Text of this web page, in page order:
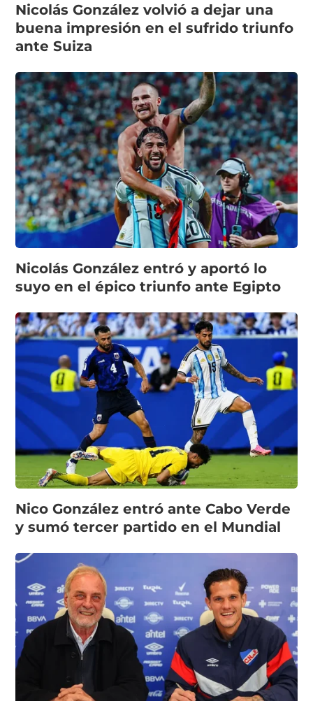
Nicolás González volvió a dejar una
buena impresión en el sufrido triunfo
ante Suiza
Nicolás González entró y aportó lo
suyo en el épico triunfo ante Egipto
Nico González entró ante Cabo Verde
y sumó tercer partido en el Mundial